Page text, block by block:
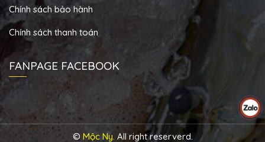
Chính sách bảo hành
Chính sách thanh toán
FANPAGE FACEBOOK
© Mộc Ny. All right reserverd.